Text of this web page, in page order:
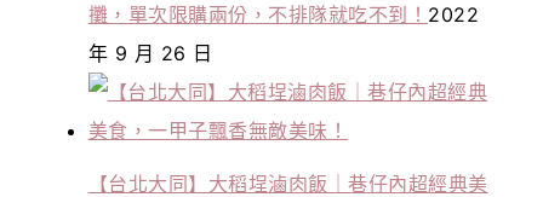
攤，單次限購兩份，不排隊就吃不到！ 2022
年 9 月 26 日
【台北大同】大稻埕滷肉飯｜巷仔內超經典美